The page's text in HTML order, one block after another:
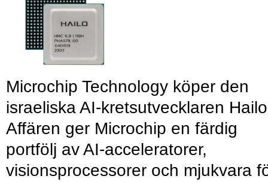
Microchip Technology köper den
israeliska AI-kretsutvecklaren
Affären ger Microchip en färdig
portfölj av AI-acceleratorer,
visionsprocessorer och mjukvara